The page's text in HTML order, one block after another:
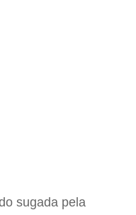
sugada pela